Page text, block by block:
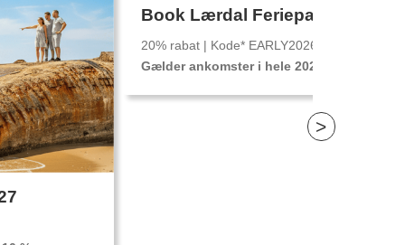
Book Lærdal Feriepark i Norge
20% rabat | Kode* EARLY2026
Gælder ankomster i hele 2026
>